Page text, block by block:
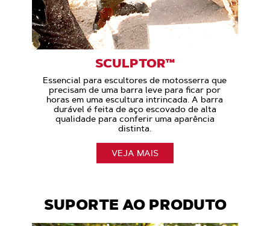
SCULPTOR™
Essencial para escultores de motosserra que
precisam de uma barra leve para ficar por
horas em uma escultura intrincada. A barra
durável é feita de aço escovado de alta
qualidade para conferir uma aparência
distinta.
VEJA MAIS
SUPORTE AO PRODUTO